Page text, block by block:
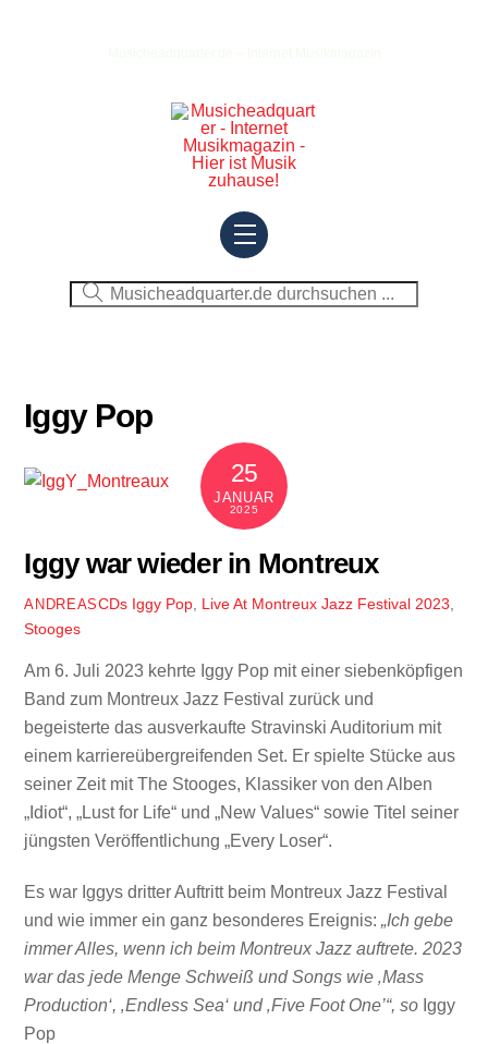
Menu
Iggy Pop
25
JANUAR
2025
Iggy war wieder in Montreux
ANDREASCDs Iggy Pop, Live At Montreux Jazz Festival 2023
Stooges
Am 6. Juli 2023 kehrte Iggy Pop mit einer siebenköpfigen
Band zum Montreux Jazz Festival zurück und
begeisterte das ausverkaufte Stravinski Auditorium mit
einem karriereübergreifenden Set. Er spielte Stücke aus
seiner Zeit mit The Stooges, Klassiker von den Alben
„Idiot“, „Lust for Life“ und „New Values“ sowie Titel seiner
jüngsten Veröffentlichung „Every Loser“.
Es war Iggys dritter Auftritt beim Montreux Jazz Festival
und wie immer ein ganz besonderes Ereignis:„Ich gebe
immer Alles, wenn ich beim Montreux Jazz auftrete. 2023
war das jede Menge Schweiß und Songs wie ‚Mass
Production‘, ‚Endless Sea‘ und ‚Five Foot One’“, so Iggy
Pop
Mit